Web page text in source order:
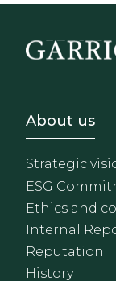
Footer
About us
Strategic
ESG
Ethics and
Internal
Reputation
History